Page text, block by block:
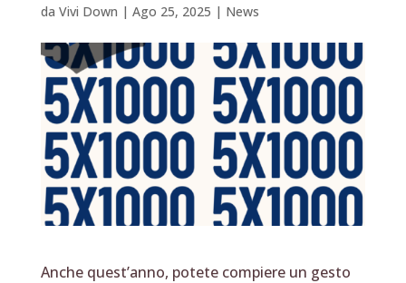
da Vivi Down | Ago 25, 2025 | News
Anche quest’anno, potete compiere un gesto